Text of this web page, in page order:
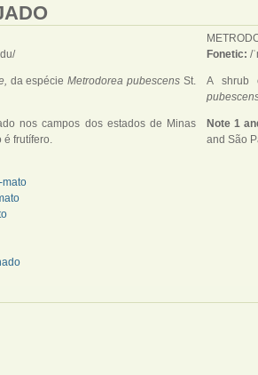
da espécie Metrodorea pubescens St.
nos campos dos estados de Minas
frutífero.
Fonetic: /
A shrub
Note 1
and São